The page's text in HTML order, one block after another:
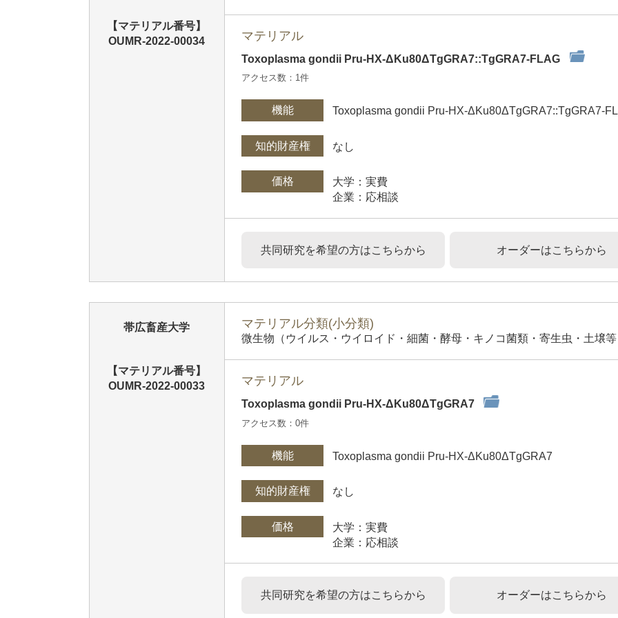
【マテリアル番号】
OUMR-2022-00034
マテリアル
Toxoplasma gondii Pru-HX-ΔKu80ΔTgGRA7::TgGRA7-FLAG
アクセス数：1件
機能 Toxoplasma gondii Pru-HX-ΔKu80ΔTgGRA7::TgGRA7-
知的財産権 なし
価格
大学：実費
企業：応相談
共同研究を希望の方はこちらから オーダーはこちらから
帯広畜産大学
【マテリアル番号】
OUMR-2022-00033
マテリアル分類(小分類)
微生物（ウイルス・ウイロイド・細菌・酵母・キノコ菌類・寄生虫・土壌
マテリアル
Toxoplasma gondii Pru-HX-ΔKu80ΔTgGRA7
アクセス数：0件
機能 Toxoplasma gondii Pru-HX-ΔKu80ΔTgGRA7
知的財産権 なし
価格
大学：実費
企業：応相談
共同研究を希望の方はこちらから オーダーはこちらから